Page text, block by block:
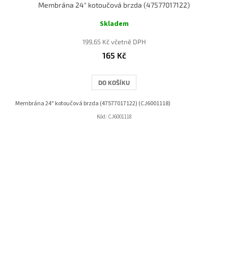
Membrána 24" kotoučová brzda (47577017122)
Skladem
199,65 Kč včetně DPH
165 Kč
DO KOŠÍKU
Membrána 24" kotoučová brzda (47577017122) (CJ6001118)
Kód: CJ6001118